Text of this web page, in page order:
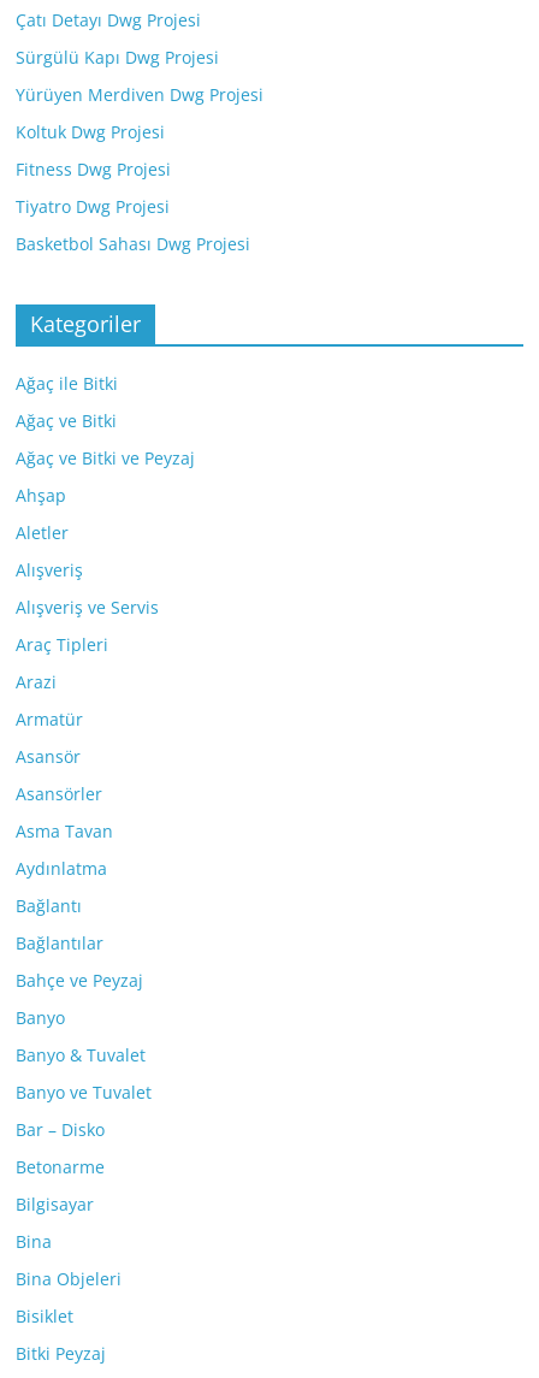
Çatı Detayı Dwg Projesi
Sürgülü Kapı Dwg Projesi
Yürüyen Merdiven Dwg Projesi
Koltuk Dwg Projesi
Fitness Dwg Projesi
Tiyatro Dwg Projesi
Basketbol Sahası Dwg Projesi
Kategoriler
Ağaç ile Bitki
Ağaç ve Bitki
Ağaç ve Bitki ve Peyzaj
Ahşap
Aletler
Alışveriş
Alışveriş ve Servis
Araç Tipleri
Arazi
Armatür
Asansör
Asansörler
Asma Tavan
Aydınlatma
Bağlantı
Bağlantılar
Bahçe ve Peyzaj
Banyo
Banyo & Tuvalet
Banyo ve Tuvalet
Bar – Disko
Betonarme
Bilgisayar
Bina
Bina Objeleri
Bisiklet
Bitki Peyzaj